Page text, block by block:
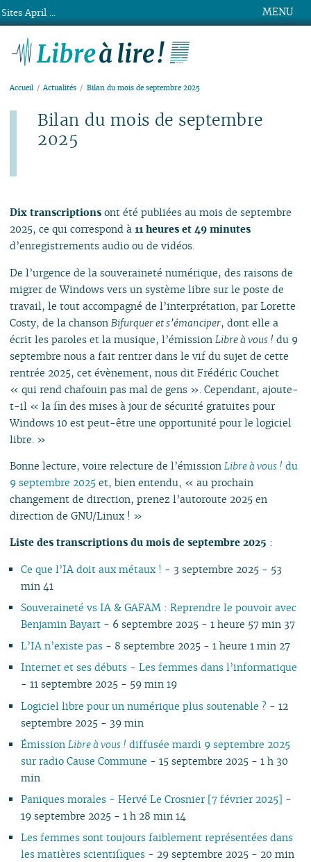
MENU
Accueil Actualités Bilan du mois de septembre 2025
Bilan du mois de septembre
2025
Dix transcriptions ont été publiées au mois de septembre
2025, ce qui correspond à11 heures et 49 minutes
d’enregistrements audio ou de vidéos.
De l’urgence de la souveraineté numérique, des raisons de
migrer de Windows vers un système libre sur le poste de
travail, le tout accompagné de l’interprétation, par Lorette
Costy, de la chanson Bifurquer et s’émanciper, dont elle a
écrit les paroles et la musique, l’émission Libre à vous ! du 9
septembre nous a fait rentrer dans le vif du sujet de cette
rentrée 2025, cet évènement, nous dit Frédéric Couchet
« qui rend chafouin pas mal de gens ». Cependant, ajoute-
t-il « la fin des mises à jour de sécurité gratuites pour
Windows 10 est peut-être une opportunité pour le logiciel
libre. »
Bonne lecture, voire relecture de l’émissionLibre à vous ! du
9 septembre 2025 et, bien entendu, « au prochain
changement de direction, prenez l’autoroute 2025 en
direction de GNU/Linux ! »
Liste des transcriptions du mois de septembre 2025 :
Ce que l’IA doit aux métaux ! - 3 septembre 2025 - 53
min 41
Souveraineté vs IA & GAFAM : Reprendre le pouvoir avec
Benjamin Bayart - 6 septembre 2025 - 1 heure 57 min 37
L’IA n’existe pas - 8 septembre 2025 - 1 heure 1 min 27
Internet et ses débuts - Les femmes dans l’informatique
- 11 septembre 2025 - 59 min 19
Logiciel libre pour un numérique plus soutenable ? - 12
septembre 2025 - 39 min
Émission Libre à vous ! diffusée mardi 9 septembre 2025
sur radio Cause Commune - 15 septembre 2025 - 1 h 30
min
Paniques morales - Hervé Le Crosnier [7 février 2025] -
19 septembre 2025 - 1 h 28 min 14
Les femmes sont toujours faiblement représentées dans
les matières scientifiques - 29 septembre 2025 - 20 min
Sites April ...